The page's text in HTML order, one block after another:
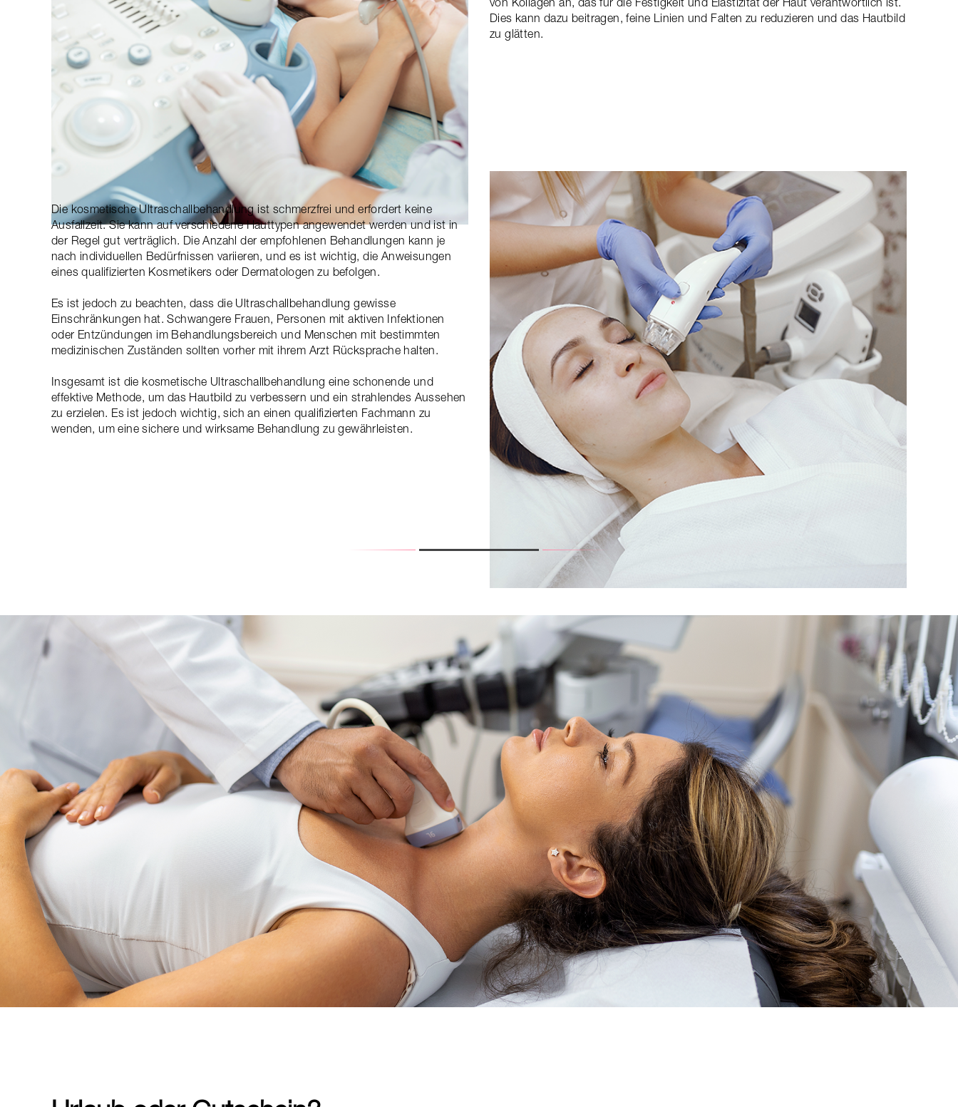
von Kollagen an, das für die Festigkeit und Elastizität der Haut verantwortlich ist.
Dies kann dazu beitragen, feine Linien und Falten zu reduzieren und das Hautbild
zu glätten.
Die kosmetische Ultraschallbehandlung ist schmerzfrei und erfordert keine
Ausfallzeit. Sie kann auf verschiedene Hauttypen angewendet werden und ist in
der Regel gut verträglich. Die Anzahl der empfohlenen Behandlungen kann je
nach individuellen Bedürfnissen variieren, und es ist wichtig, die Anweisungen
eines qualifizierten Kosmetikers oder Dermatologen zu befolgen.
Es ist jedoch zu beachten, dass die Ultraschallbehandlung gewisse
Einschränkungen hat. Schwangere Frauen, Personen mit aktiven Infektionen
oder Entzündungen im Behandlungsbereich und Menschen mit bestimmten
medizinischen Zuständen sollten vorher mit ihrem Arzt Rücksprache halten.
Insgesamt ist die kosmetische Ultraschallbehandlung eine schonende und
effektive Methode, um das Hautbild zu verbessern und ein strahlendes Aussehen
zu erzielen. Es ist jedoch wichtig, sich an einen qualifizierten Fachmann zu
wenden, um eine sichere und wirksame Behandlung zu gewährleisten.